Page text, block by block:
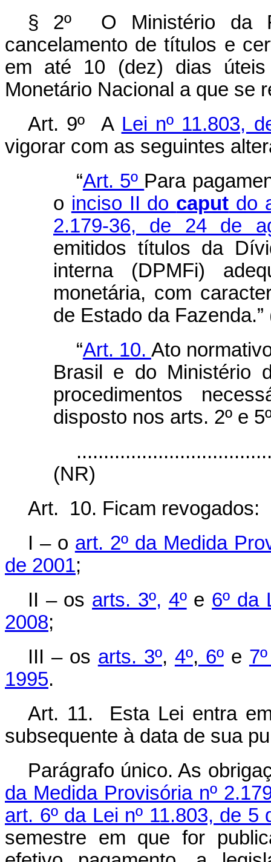
§ 2º O Ministério da
cancelamento de títulos e
em até 10 (dez) dias
Monetário Nacional a que se
Art. 9º A Lei nº 11.803,
vigorar com as seguintes
“Art. 5º Para
o inciso II do caput do
2.179-36, de 24 de
emitidos títulos da
interna (DPMFi)
monetária, com
de Estado da Fazenda.”
“Art. 10. Ato
Brasil e do Ministério
procedimentos
disposto nos arts. 2º e
(NR)
Art. 10. Ficam revogados:
I ‒ o art. 2º da Medida
de 2001;
II – os arts. 3º, 4ºe 6º da
2008;
III – os arts. 3º, 4º, 6ºe
1995.
Art. 11. Esta Lei entra
subsequente à data de sua
Parágrafo único. As
da Medida Provisória nº
art. 6º da Lei nº 11.803, de
semestre em que for